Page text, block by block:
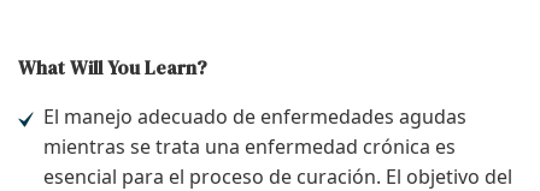
What Will You Learn?
El manejo adecuado de enfermedades agudas
mientras se trata una enfermedad crónica es
esencial para el proceso de curación. El objetivo del